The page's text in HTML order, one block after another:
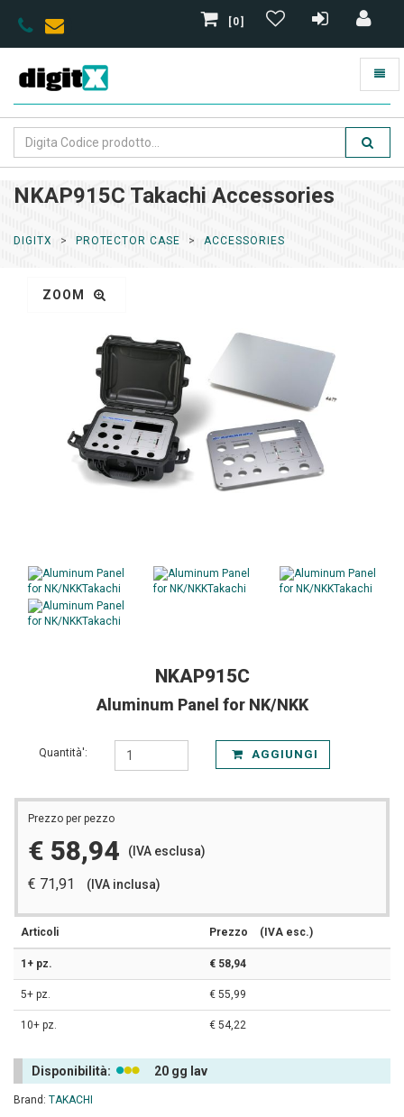
[0]
NKAP915C Takachi Accessories
DIGITX PROTECTOR CASE ACCESSORIES
ZOOM
NKAP915C
Aluminum Panel for NK/NKK
Quantità': AGGIUNGI
Prezzo per pezzo
€ 58,94 (IVA esclusa)
€ 71,91 (IVA inclusa)
Articoli Prezzo (IVA esc.)
1+ pz. € 58,94
5+ pz. € 55,99
10+ pz. € 54,22
Disponibilità: 20 gg lav
Brand: TAKACHI